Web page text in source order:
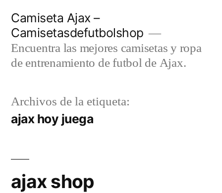
contenido
Camiseta Ajax –
Camisetasdefutbolshop
Encuentra las mejores camisetas y ropa
de entrenamiento de futbol de Ajax.
Archivos de la etiqueta:
ajax hoy juega
ajax shop